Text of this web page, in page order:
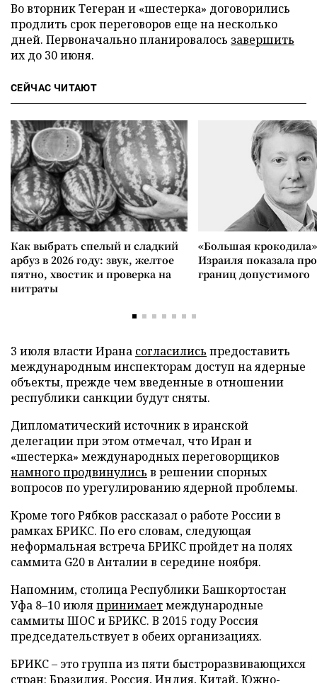
Во вторник Тегеран и «шестерка» договорились
продлить срок переговоров еще на несколько
дней. Первоначально планировалось завершить
их до 30 июня.
СЕЙЧАС ЧИТАЮТ
Как выбрать спелый и сладкий
арбуз в 2026 году: звук, желтое
пятно, хвостик и проверка на
нитраты
«Большая
Израиля показала
границ допустимого
3 июля власти Ирана согласились предоставить
международным инспекторам доступ на ядерные
объекты, прежде чем введенные в отношении
республики санкции будут сняты.
Дипломатический источник в иранской
делегации при этом отмечал, что Иран и
«шестерка» международных переговорщиков
намного продвинулись в решении спорных
вопросов по урегулированию ядерной проблемы.
Кроме того Рябков рассказал о работе России в
рамках БРИКС. По его словам, следующая
неформальная встреча БРИКС пройдет на полях
саммита G20 в Анталии в середине ноября.
Напомним, столица Республики Башкортостан
Уфа 8–10 июляпринимаетмеждународные
саммиты ШОС и БРИКС. В 2015 году Россия
председательствует в обеих организациях.
БРИКС – это группа из пяти быстроразвивающихся
стран: Бразилия, Россия, Индия, Китай, Южно-